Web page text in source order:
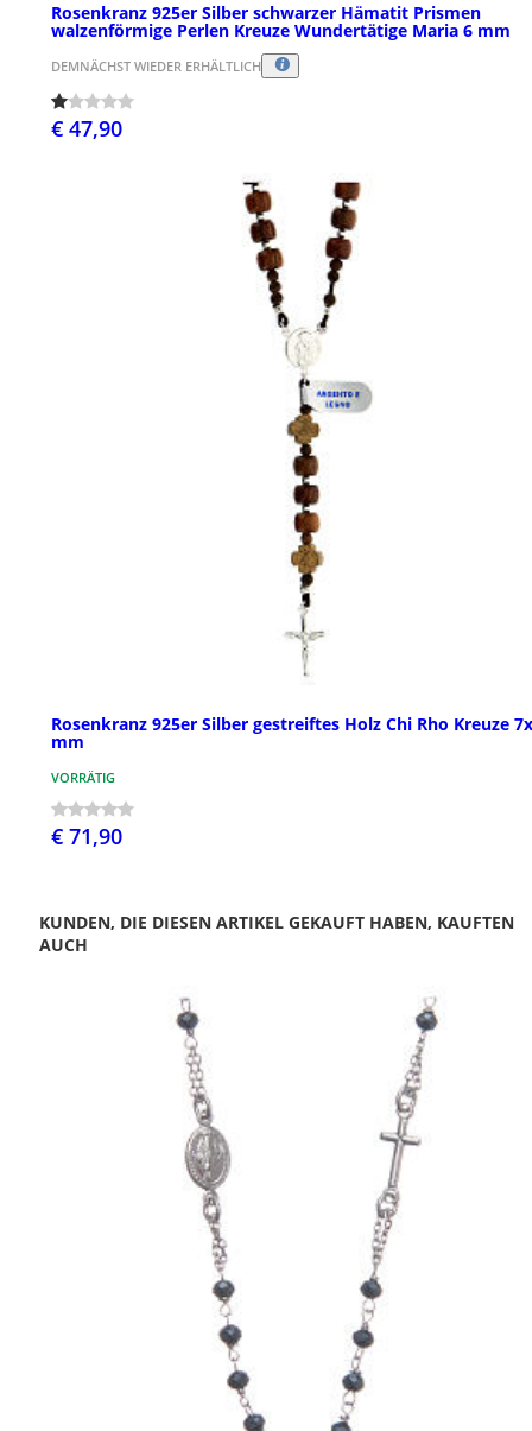
Rosenkranz 925er Silber schwarzer Hämatit Prismen
walzenförmige Perlen Kreuze Wundertätige Maria 6 mm
DEMNÄCHST WIEDER ERHÄLTLICH
€ 47,90
Rosenkranz 925er Silber gestreiftes Holz Chi Rho Kreuze
mm
VORRÄTIG
€ 71,90
KUNDEN, DIE DIESEN ARTIKEL GEKAUFT HABEN, KAUFTEN
AUCH